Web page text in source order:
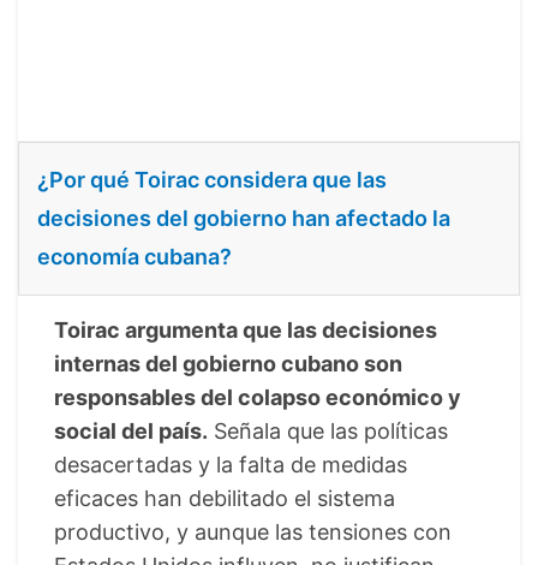
¿Por qué Toirac considera que las
decisiones del gobierno han afectado la
economía cubana?
Toirac argumenta que las decisiones
internas del gobierno cubano son
responsables del colapso económico y
social del país. Señala que las políticas
desacertadas y la falta de medidas
eficaces han debilitado el sistema
productivo, y aunque las tensiones con